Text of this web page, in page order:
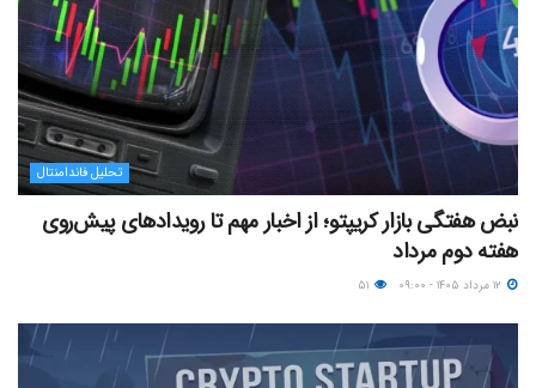
تحلیل فاندامنتال
نبض هفتگی بازار کریپتو؛ از اخبار مهم تا رویدادهای پیش‌روی
هفته دوم مرداد